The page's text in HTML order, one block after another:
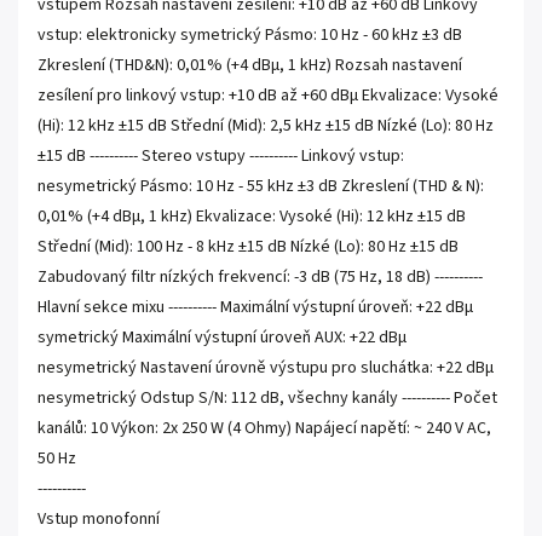
vstupem Rozsah nastavení zesílení: +10 dB až +60 dB Linkový
vstup: elektronicky symetrický Pásmo: 10 Hz - 60 kHz ±3 dB
Zkreslení (THD&N): 0,01% (+4 dBµ, 1 kHz) Rozsah nastavení
zesílení pro linkový vstup: +10 dB až +60 dBµ Ekvalizace: Vysoké
(Hi): 12 kHz ±15 dB Střední (Mid): 2,5 kHz ±15 dB Nízké (Lo): 80 Hz
±15 dB ---------- Stereo vstupy ---------- Linkový vstup:
nesymetrický Pásmo: 10 Hz - 55 kHz ±3 dB Zkreslení (THD & N):
0,01% (+4 dBµ, 1 kHz) Ekvalizace: Vysoké (Hi): 12 kHz ±15 dB
Střední (Mid): 100 Hz - 8 kHz ±15 dB Nízké (Lo): 80 Hz ±15 dB
Zabudovaný filtr nízkých frekvencí: -3 dB (75 Hz, 18 dB) ----------
Hlavní sekce mixu ---------- Maximální výstupní úroveň: +22 dBµ
symetrický Maximální výstupní úroveň AUX: +22 dBµ
nesymetrický Nastavení úrovně výstupu pro sluchátka: +22 dBµ
nesymetrický Odstup S/N: 112 dB, všechny kanály ---------- Počet
kanálů: 10 Výkon: 2x 250 W (4 Ohmy) Napájecí napětí: ~ 240 V AC,
50 Hz
----------
Vstup monofonní